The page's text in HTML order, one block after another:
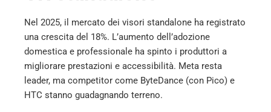
Nel 2025, il mercato dei visori standalone ha registrato
una crescita del 18%. L’aumento dell’adozione
domestica e professionale ha spinto i produttori a
migliorare prestazioni e accessibilità. Meta resta
leader, ma competitor come ByteDance (con Pico) e
HTC stanno guadagnando terreno.